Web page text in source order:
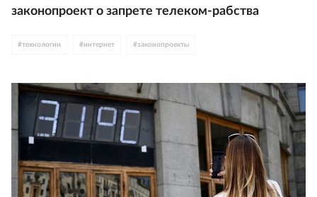
законопроект о запрете телеком-рабства
#технологии #интернет #законопроекты